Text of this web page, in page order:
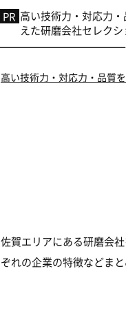
高い技術力・対応力
えた研磨会社セレクシ
高い技術力・対応力・品質
佐賀エリアにある研磨会
ぞれの企業の特徴などま